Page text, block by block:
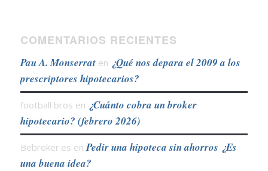
COMENTARIOS RECIENTES
Pau A. Monserraten ¿Qué nos depara el 2009 a los
prescriptores hipotecarios?
football bros en ¿Cuánto cobra un broker
hipotecario? (febrero 2026)
Bebroker.es en Pedir una hipoteca sin ahorros ¿Es
una buena idea?